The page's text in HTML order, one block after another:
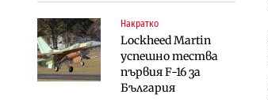
Накратко
Lockheed Martin
успешно тества
първия F-16 за
България